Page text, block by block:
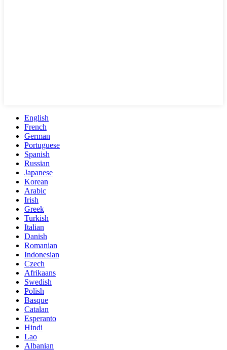
English
French
German
Portuguese
Spanish
Russian
Japanese
Korean
Arabic
Irish
Greek
Turkish
Italian
Danish
Romanian
Indonesian
Czech
Afrikaans
Swedish
Polish
Basque
Catalan
Esperanto
Hindi
Lao
Albanian